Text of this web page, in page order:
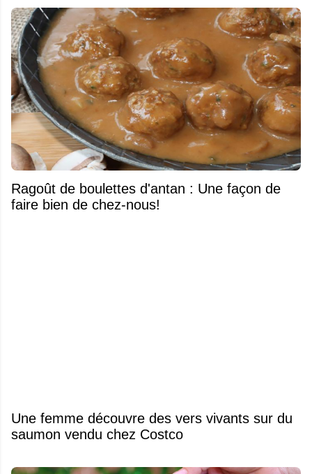
Ragoût de boulettes d'antan : Une façon de
faire bien de chez-nous!
Une femme découvre des vers vivants sur du
saumon vendu chez Costco